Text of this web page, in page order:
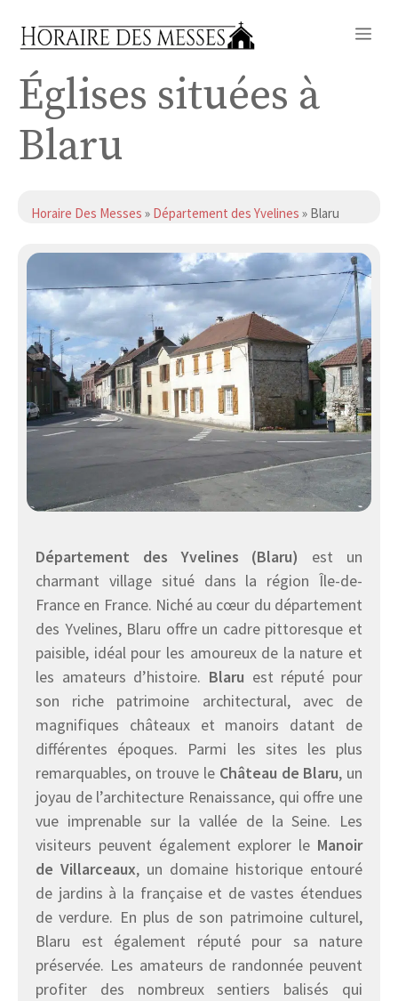
Églises situées à
Blaru
Horaire Des Messes » Département des Yvelines » Blaru
Département des Yvelines (Blaru)
est un
charmant village situé dans la région Île-de-
France en France. Niché au cœur du département
des Yvelines, Blaru offre un cadre pittoresque et
paisible, idéal pour les amoureux de la nature et
les amateurs d’histoire. Blaru est réputé pour
son riche patrimoine architectural, avec de
magnifiques châteaux et manoirs datant de
différentes époques. Parmi les sites les plus
remarquables, on trouve le Château de Blaru, un
joyau de l’architecture Renaissance, qui offre une
vue imprenable sur la vallée de la Seine. Les
visiteurs peuvent également explorer le Manoir
de Villarceaux, un domaine historique entouré
de jardins à la française et de vastes étendues
de verdure. En plus de son patrimoine culturel,
Blaru est également réputé pour sa nature
préservée. Les amateurs de randonnée peuvent
profiter des nombreux sentiers balisés qui